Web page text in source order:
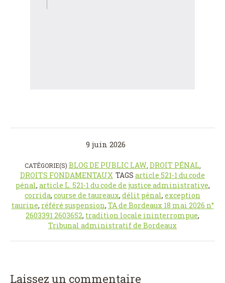
9 juin 2026
CATÉGORIE(S) BLOG DE PUBLIC LAW, DROIT PÉNAL
DROITS FONDAMENTAUX TAGS article 521-1 du code
pénal, article L. 521-1 du code de justice administrative,
corrida, course de taureaux, délit pénal, exception
taurine, référé suspension, TA de Bordeaux 18 mai 2026 n°
2603391 2603652, tradition locale ininterrompue,
Tribunal administratif de Bordeaux
Laissez un commentaire